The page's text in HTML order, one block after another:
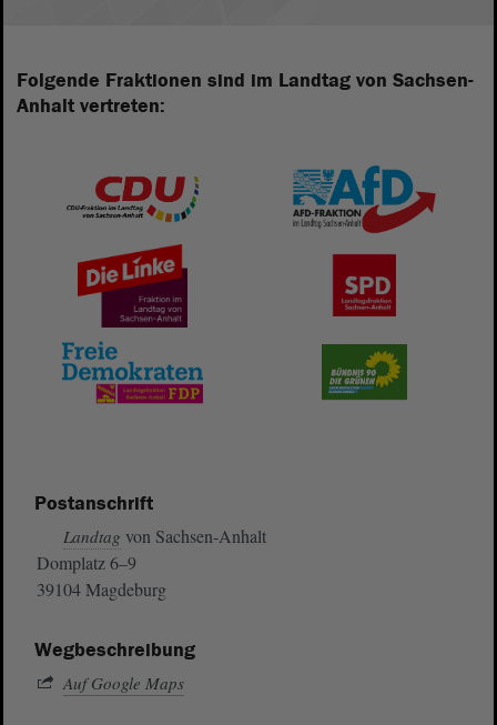
Folgende Fraktionen sind im Landtag von Sachsen-
Anhalt vertreten:
Postanschrift
Landtag von Sachsen-Anhalt
Domplatz 6–9
39104 Magdeburg
Wegbeschreibung
Auf Google Maps